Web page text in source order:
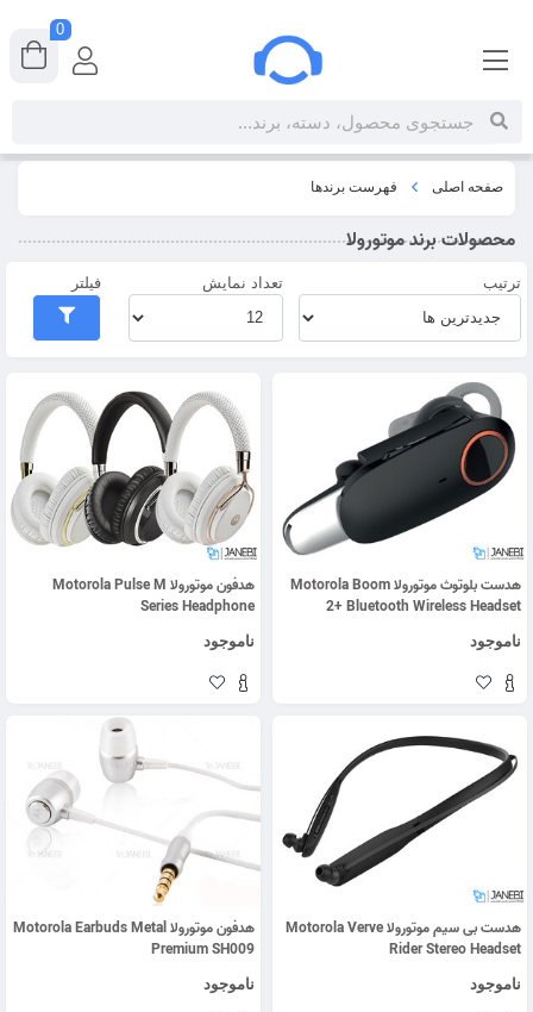
صفحه اصلی فهرست برندها
محصولات برند موتورولا
ترتیب تعداد نمایش فیلتر
هدست بلوتوث موتورولا Motorola Boom
2+ Bluetooth Wireless Headset
ناموجود
هدفون موتورولا Motorola Pulse M
Series Headphone
ناموجود
هدست بی سیم موتورولا Motorola Verve
Rider Stereo Headset
ناموجود
هدفون موتورولا Motorola Earbuds Metal
Premium SH009
ناموجود
0